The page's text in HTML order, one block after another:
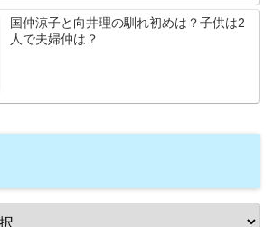
国仲涼子と向井理の馴れ初めは？子供は2
人で夫婦仲は？